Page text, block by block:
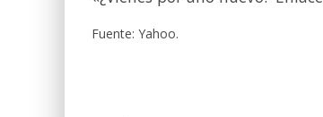
Fuente: Yahoo.